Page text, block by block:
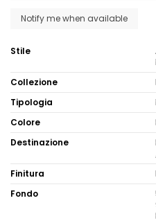
Stile
Collezione
Tipologia
Colore
Destinazione
Finitura
Fondo